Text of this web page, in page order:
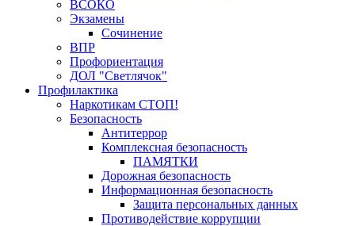
ВСОКО
Экзамены
Сочинение
ВПР
Профориентация
ДОЛ "Светлячок"
Профилактика
Наркотикам СТОП!
Безопасность
Антитеррор
Комплексная безопасность
ПАМЯТКИ
Дорожная безопасность
Информационная безопасность
Защита персональных данных
Противодействие коррупции